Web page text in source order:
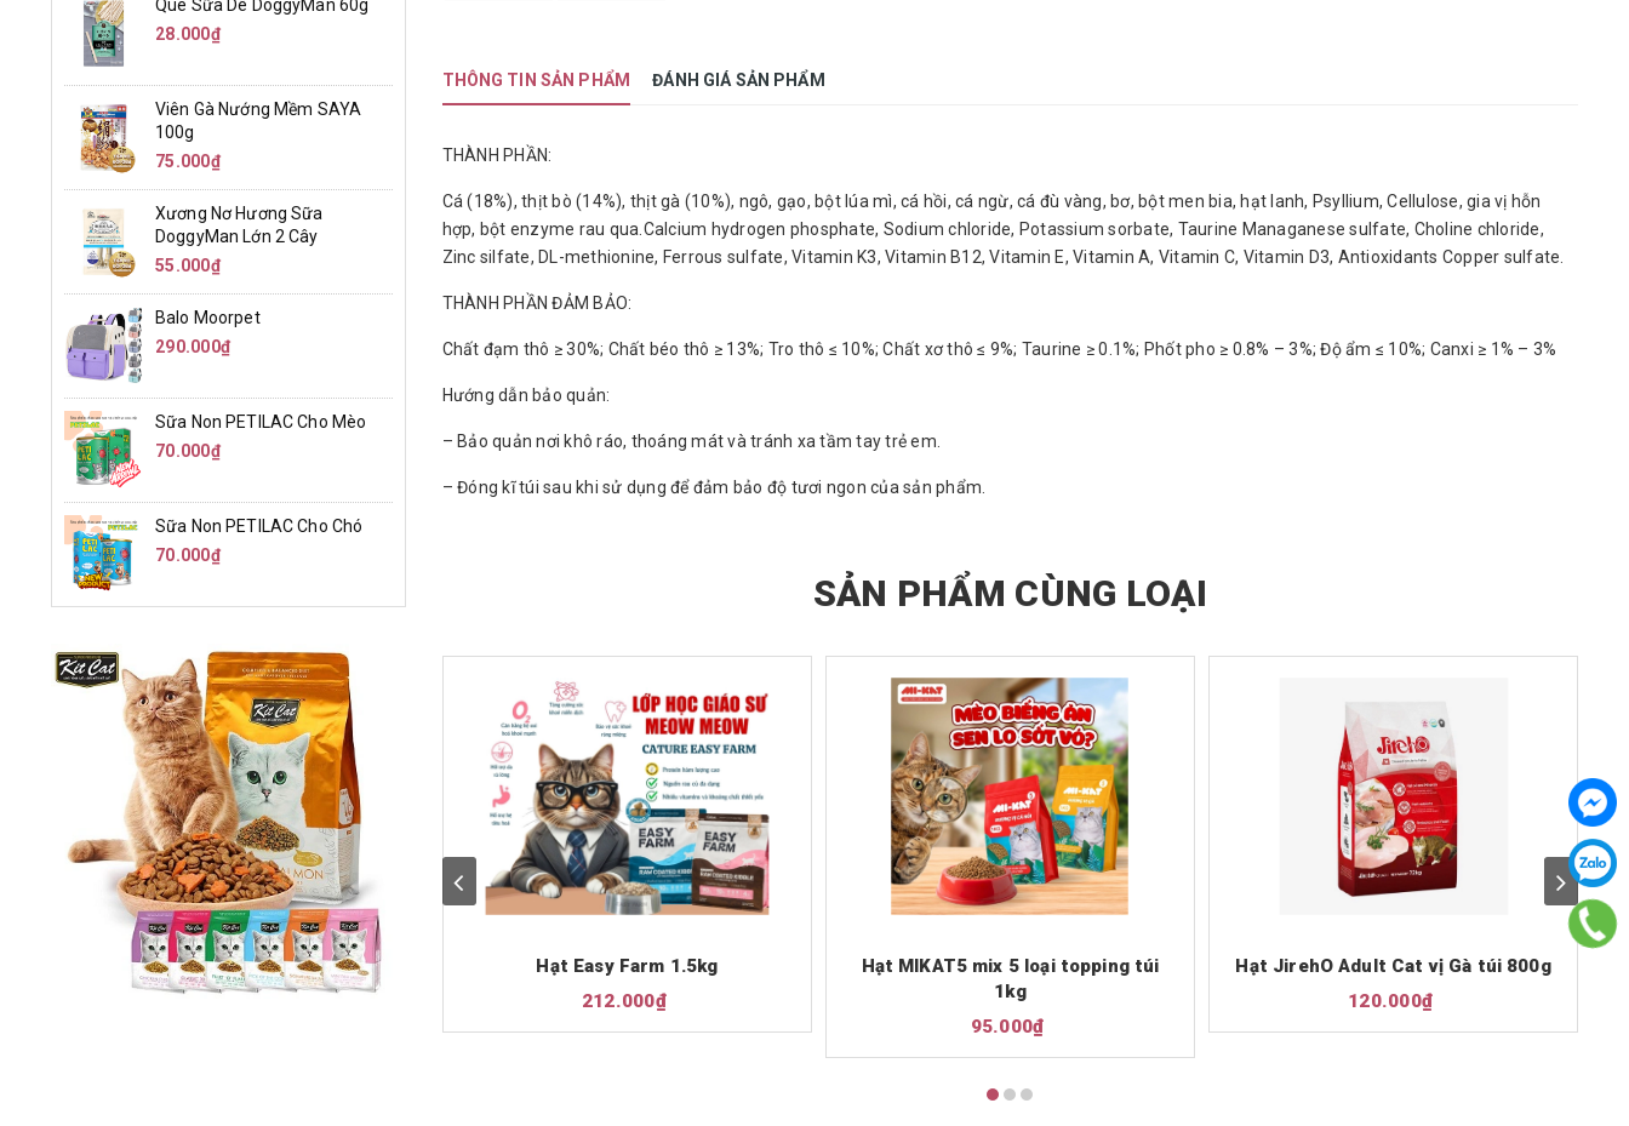
THÔNG TIN SẢN PHẨM ĐÁNH GIÁ SẢN PHẨM
THÀNH PHẦN:
Cá (18%), thịt bò (14%), thịt gà (10%), ngô, gạo, bột lúa mì, cá hồi, cá ngừ, cá đù vàng, bơ, bột men bia, hạt lanh, Psyllium, Cellulose, gia vị hỗn
hợp, bột enzyme rau qua.Calcium hydrogen phosphate, Sodium chloride, Potassium sorbate, Taurine Managanese sulfate, Choline chloride,
Zinc silfate, DL-methionine, Ferrous sulfate, Vitamin K3, Vitamin B12, Vitamin E, Vitamin A, Vitamin C, Vitamin D3, Antioxidants Copper sulfate.
THÀNH PHẦN ĐẢM BẢO:
Chất đạm thô ≥ 30%; Chất béo thô ≥ 13%; Tro thô ≤ 10%; Chất xơ thô ≤ 9%; Taurine ≥ 0.1%; Phốt pho ≥ 0.8% – 3%; Độ ẩm ≤ 10%; Canxi ≥ 1% – 3%
Hướng dẫn bảo quản:
– Bảo quản nơi khô ráo, thoáng mát và tránh xa tầm tay trẻ em.
– Đóng kĩ túi sau khi sử dụng để đảm bảo độ tươi ngon của sản phẩm.
SẢN PHẨM CÙNG LOẠI
Hạt Easy Farm 1.5kg
212.000₫
Hạt MIKAT5 mix 5 loại topping túi
1kg
95.000₫
Hạt JirehO Adult Cat vị Gà túi 800g
120.000₫
Que Sữa Dê DoggyMan 60g
28.000₫
Viên Gà Nướng Mềm SAYA
100g
75.000₫
Xương Nơ Hương Sữa
DoggyMan Lớn 2 Cây
55.000₫
Balo Moorpet
290.000₫
Sữa Non PETILAC Cho Mèo
70.000₫
Sữa Non PETILAC Cho Chó
70.000₫